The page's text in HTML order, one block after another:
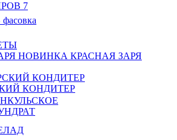
7
КРАСНАЯ ЗАРЯ
КОНДИТЕР